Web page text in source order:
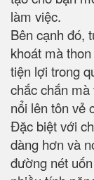
làm việc.
Bên cạnh đó,
khoát mà
tiện lợi trong
chắc chắn
nổi lên tôn vẻ
Đặc biệt với
dàng hơn và
đường nét